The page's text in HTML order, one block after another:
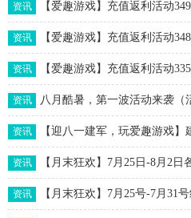
资讯 【爱趣游戏】充值返利活动
资讯 【爱趣游戏】充值返利活动
资讯 【爱趣游戏】充值返利活动
资讯 八月酷暑，第一波活动来袭（
资讯 【迎八一建军，玩爱趣游戏
资讯 【月末狂欢】7月25日-8月2
资讯 【月末狂欢】7月25号-7月31